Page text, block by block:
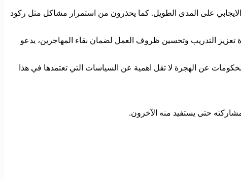
الايجابي على المدى الطويل. كما يحذرون من استمرار مشاكل مثل ركود
يرى بعض الباحثين ضرورة تعزيز التدريب وتحسين ظروف العمل لضمان بقاء المهاجرين، يدعو
عن الهجرة لا تقل اهمية عن السياسات التي تعتمدها في هذا
حتى يستفيد منه الآخرون.